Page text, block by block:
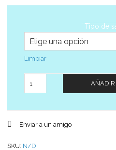
Tipo de
Limpiar
AÑADIR
Enviar a un amigo
SKU: N/D